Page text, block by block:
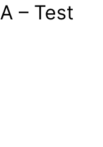
– Test